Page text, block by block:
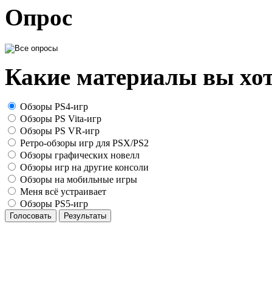
Опрос
Какие материалы вы
Обзоры PS4-игр
Обзоры PS Vita-игр
Обзоры PS VR-игр
Ретро-обзоры игр для PSX/PS2
Обзоры графических новелл
Обзоры игр на другие консоли
Обзоры на мобильные игры
Меня всё устраивает
Обзоры PS5-игр
Голосовать Результаты